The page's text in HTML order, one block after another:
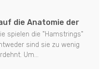
die Anatomie der
spielen die "Hamstrings"
sind sie zu wenig
Um...